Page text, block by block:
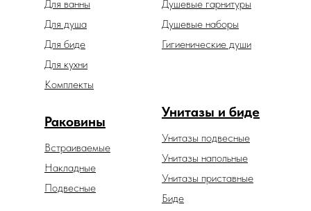
Душевые гарнитуры
Гигиенические души
Душевые наборы
Унитазы и биде
Унитазы подвесные
Унитазы напольные
Унитазы приставные
Раковины
Встраиваемые
Накладные
Подвесные
Для биде
Для ванны
Для душа
Для кухни
Биде
Комплекты